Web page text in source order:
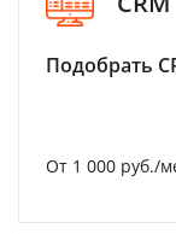
Подобрать
От 1 000 руб./